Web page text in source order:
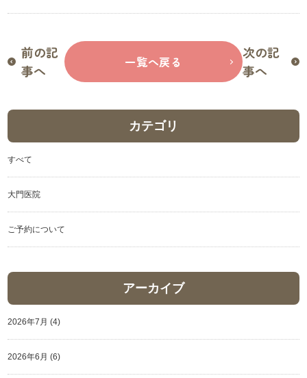
前の記
事へ
一覧へ戻る
次の記
事へ
カテゴリ
すべて
大門医院
ご予約について
アーカイブ
2026年7月 (4)
2026年6月 (6)